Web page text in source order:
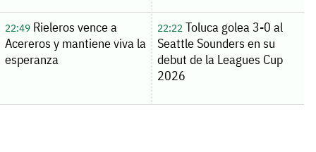
22:49Rieleros vence a
Acereros y mantiene viva la
esperanza
22:22Toluca golea 3-0 al
Seattle Sounders en su
debut de la Leagues Cup
2026